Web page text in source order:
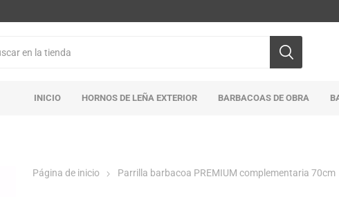
INICIO HORNOS DE LEÑA EXTERIOR BARBACOAS DE OBRA
Página de inicio Parrilla barbacoa PREMIUM complementaria 70cm